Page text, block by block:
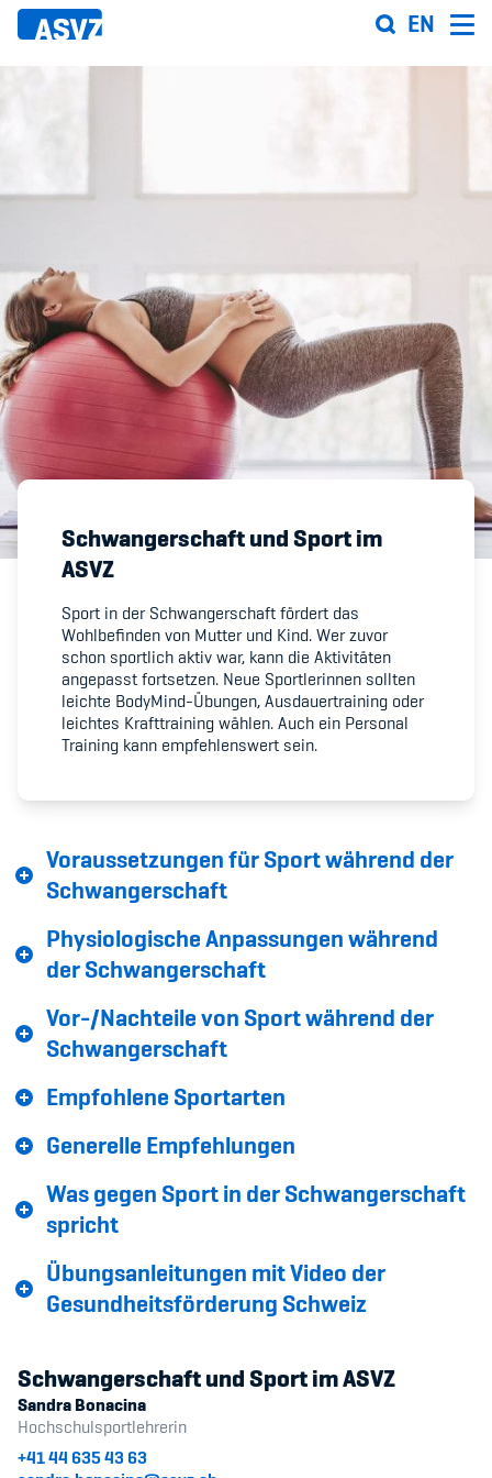
Direkt
zum
EN
Sportanlagen
Events
ASVZ@home
Member's Manual / FAQ
Fairplay
Teilnahmeberechtigung
Academy
Blog
Diversität & Inklusion
Infomails
Kinderbetreuung
Krankenversicherung
Schwangerschaft & Sport
Spitzensport & Studium
Organisation
Offene Stellen
Mitgliedervereine
Schwangerschaft und Sport im
ASVZ
Sport in der Schwangerschaft fördert das
Wohlbefinden von Mutter und Kind. Wer zuvor
schon sportlich aktiv war, kann die Aktivitäten
angepasst fortsetzen. Neue Sportlerinnen sollten
leichte BodyMind-Übungen, Ausdauertraining oder
leichtes Krafttraining wählen. Auch ein Personal
Training kann empfehlenswert sein.
Voraussetzungen für Sport während der
Schwangerschaft
​​​​​​​Physiologische Anpassungen während
der Schwangerschaft
Vor-/Nachteile von Sport während der
Schwangerschaft
​​​​​​​Empfohlene Sportarten
Generelle Empfehlungen
Was gegen Sport in der Schwangerschaft
spricht
Übungsanleitungen mit Video der
Gesundheitsförderung Schweiz
Schwangerschaft und Sport im ASVZ
Sandra Bonacina
Hochschulsportlehrerin
+41 44 635 43 63